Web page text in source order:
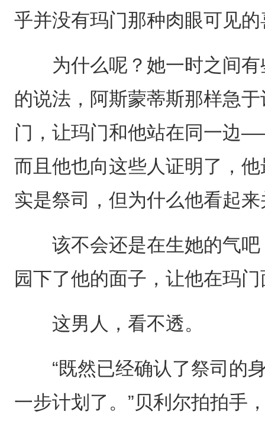
乎并没有玛门那种肉眼可见
为什么呢？她一时之间有
的说法，阿斯蒙蒂斯那样急
门，让玛门和他站在同一边
而且他也向这些人证明了，
实是祭司，但为什么他看起
该不会还是在生她的气吧
园下了他的面子，让他在玛
这男人，看不透。
“既然已经确认了祭司的身
一步计划了。”贝利尔拍拍手